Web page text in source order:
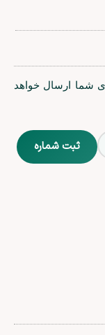
شما ارسال خواهد